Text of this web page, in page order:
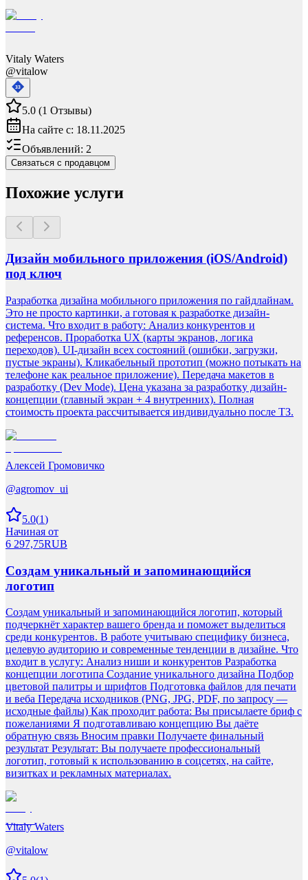
Vitaly Waters
@vitalow
33
5.0 (1 Отзывы)
На сайте с: 18.11.2025
Объявлений: 2
Связаться с продавцом
Похожие услуги
Дизайн мобильного приложения (iOS/Android)
под ключ
Разработка дизайна мобильного приложения по гайдлайнам.
Это не просто картинки, а готовая к разработке дизайн-
система. Что входит в работу: Анализ конкурентов и
референсов. Проработка UX (карты экранов, логика
переходов). UI-дизайн всех состояний (ошибки, загрузки,
пустые экраны). Кликабельный прототип (можно потыкать на
телефоне как реальное приложение). Передача макетов в
разработку (Dev Mode). Цена указана за разработку дизайн-
концепции (главный экран + 4 внутренних). Полная
стоимость проекта рассчитывается индивидуально после ТЗ.
Алексей Громовичко
@agromov_ui
5.0(1)
Начиная от
6 297,75RUB
Создам уникальный и запоминающийся
логотип
Создам уникальный и запоминающийся логотип, который
подчеркнёт характер вашего бренда и поможет выделиться
среди конкурентов. В работе учитываю специфику бизнеса,
целевую аудиторию и современные тенденции в дизайне. Что
входит в услугу: Анализ ниши и конкурентов Разработка
концепции логотипа Создание уникального дизайна Подбор
цветовой палитры и шрифтов Подготовка файлов для печати
и веба Передача исходников (PNG, JPG, PDF, по запросу —
исходные файлы) Как проходит работа: Вы присылаете бриф с
пожеланиями Я подготавливаю концепцию Вы даёте
обратную связь Вносим правки Получаете финальный
результат Результат: Вы получаете профессиональный
логотип, готовый к использованию в соцсетях, на сайте,
визитках и рекламных материалах.
Vitaly Waters
@vitalow